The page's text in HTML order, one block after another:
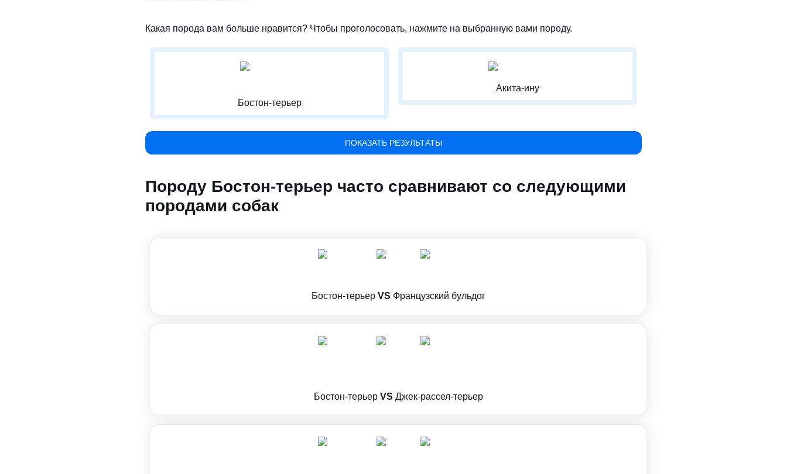
Какая порода вам больше нравится? Чтобы проголосовать, нажмите на выбранную вами породу.
Бостон-терьер
Акита-ину
ПОКАЗАТЬ РЕЗУЛЬТАТЫ
Породу Бостон-терьер часто сравнивают со следующими
породами собак
Бостон-терьер VS Французский бульдог
Бостон-терьер VS Джек-рассел-терьер